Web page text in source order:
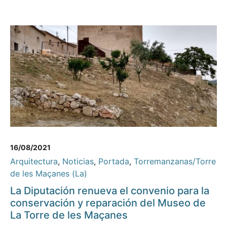
16/08/2021
Arquitectura, Noticias, Portada, Torremanzanas/Torre
de les Maçanes (La)
La Diputación renueva el convenio para la
conservación y reparación del Museo de
La Torre de les Maçanes